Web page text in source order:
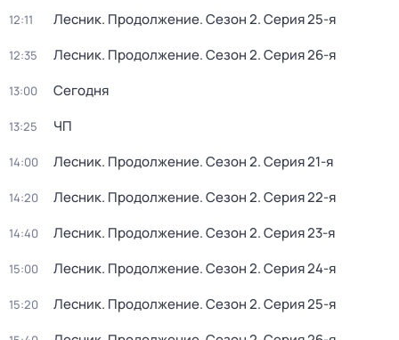
12:11 Лесник. Продолжение. Сезон 2. Серия 25-я
12:35 Лесник. Продолжение. Сезон 2. Серия 26-я
13:00 Сегодня
13:25 ЧП
14:00 Лесник. Продолжение. Сезон 2. Серия 21-я
14:20 Лесник. Продолжение. Сезон 2. Серия 22-я
14:40 Лесник. Продолжение. Сезон 2. Серия 23-я
15:00 Лесник. Продолжение. Сезон 2. Серия 24-я
15:20 Лесник. Продолжение. Сезон 2. Серия 25-я